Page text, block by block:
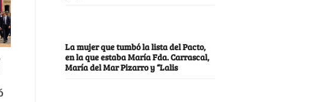
La mujer que tumbó la lista del Pacto,
en la que estaba María Fda. Carrascal,
María del Mar Pizarro y “Lalis